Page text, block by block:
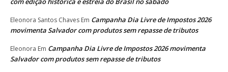
Eleonora Santos Chaves Em Campanha Dia Livre de Impostos 2026
movimenta Salvador com produtos sem repasse de tributos
Eleonora Em Campanha Dia Livre de Impostos 2026 movimenta
Salvador com produtos sem repasse de tributos